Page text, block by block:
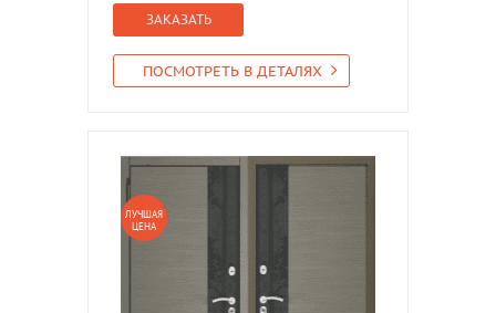
ЗАКАЗАТЬ
ПОСМОТРЕТЬ В ДЕТАЛЯХ
ЛУЧШАЯ
ЦЕНА